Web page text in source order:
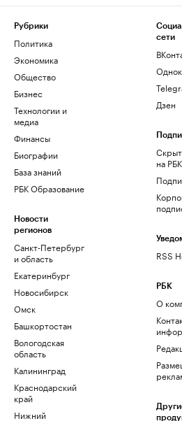
Рубрики
Политика
Экономика
Общество
Бизнес
Технологии и
медиа
Финансы
Биографии
База знаний
РБК Образование
Новости
регионов
Санкт-Петербург
и область
Екатеринбург
Новосибирск
Омск
Башкортостан
Вологодская
область
Калининград
Краснодарский
край
Нижний
сети
Дзен
на РБК
RSS
РБК
О